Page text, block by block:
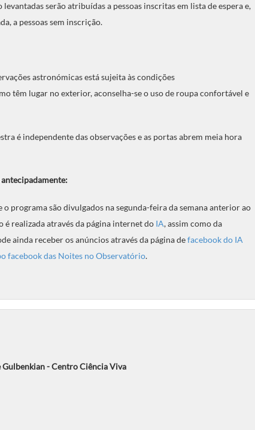
levantadas serão atribuídas a pessoas inscritas em lista de espera e,
a pessoas sem inscrição.
astronómicas está sujeita às condições
têm lugar no exterior, aconselha-se o uso de roupa confortável e
é independente das observações e as portas abrem meia hora
antecipadamente:
o programa são divulgados na segunda-feira da semana anterior ao
é realizada através da página internet do IA, assim como da
ainda receber os anúncios através da página defacebook do IA
facebook das Noites no Observatório.
- Centro Ciência Viva